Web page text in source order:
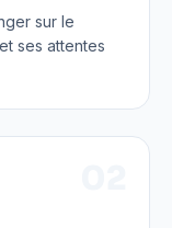
sur le
ses attentes